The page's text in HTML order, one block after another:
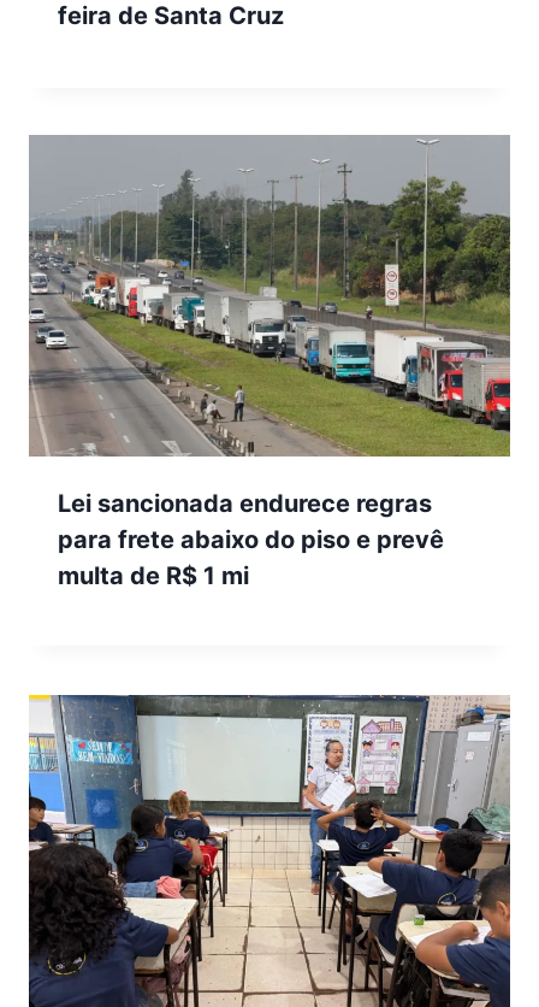
feira de Santa Cruz
Lei sancionada endurece regras
para frete abaixo do piso e prevê
multa de R$ 1 mi